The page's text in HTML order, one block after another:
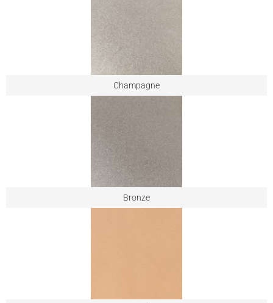
Champagne
Bronze